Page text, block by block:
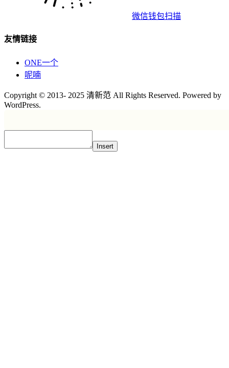
微信钱包扫描
友情链接
ONE一个
呢喃
Copyright © 2013- 2025 清新范 All Rights Reserved. Powered by
WordPress.
Insert